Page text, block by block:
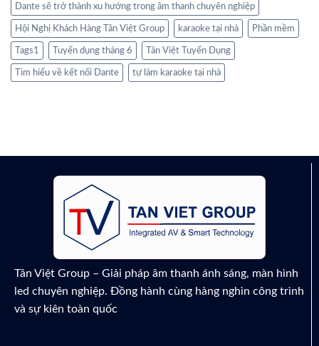
Dante sẽ trở thành xu hướng trong âm thanh chuyên nghiệp
Hội Nghị Khách Hàng Tân Việt Group karaoke tại nhà Phần mềm
Tags1 Tuyển dụng tháng 6 Tân Việt Tuyển Dụng
Tìm hiểu về kết nối Dante tự làm karaoke tại nhà
Tân Việt Group – Giải pháp âm thanh ánh sáng, màn hình
led chuyên nghiệp. Đồng hành cùng hàng nghìn công trình
và sự kiên toàn quốc